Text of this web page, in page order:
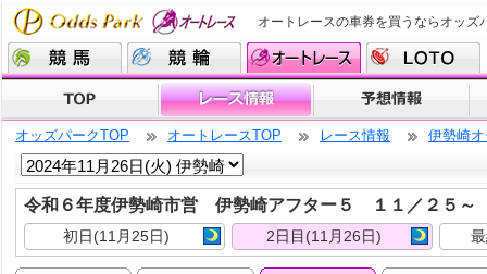
オートレースの車券を買うならオッズ
オッズパークTOP オートレースTOP レース情報 伊勢崎
令和６年度伊勢崎市営 伊勢崎アフター５ １１／２５
初日(11月25日) 2日目(11月26日)